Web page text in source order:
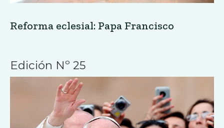
Reforma eclesial: Papa Francisco
Edición Nº 25